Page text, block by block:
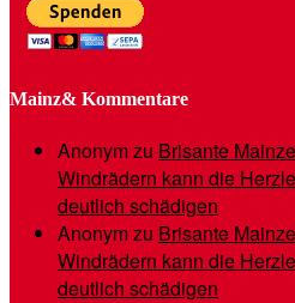
Mainz& Kommentare
Anonymzu Brisante
Windrädern kann die
deutlich schädigen
Anonymzu Brisante
Windrädern kann die
deutlich schädigen